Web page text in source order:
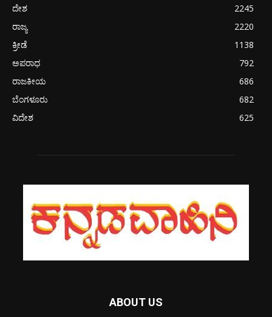
ದೇಶ
2245
ರಾಜ್ಯ
2220
ಕ್ರೀಡೆ
1138
ಅಪರಾಧ
792
ರಾಜಕೀಯ
686
ಬೆಂಗಳೂರು
682
ವಿದೇಶ
625
ABOUT US